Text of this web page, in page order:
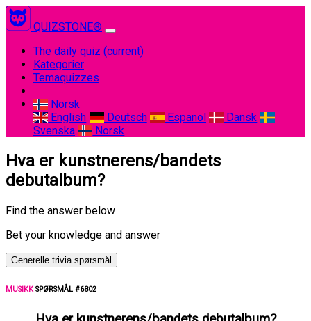
QUIZSTONE®
The daily quiz (current)
Kategorier
Temaquizzes
Norsk
English
Deutsch Espanol
Dansk
Svenska
Norsk
Hva er kunstnerens/bandets
debutalbum?
Find the answer below
Bet your knowledge and answer
Generelle trivia spørsmål
MUSIKKSPØRSMÅL #6802